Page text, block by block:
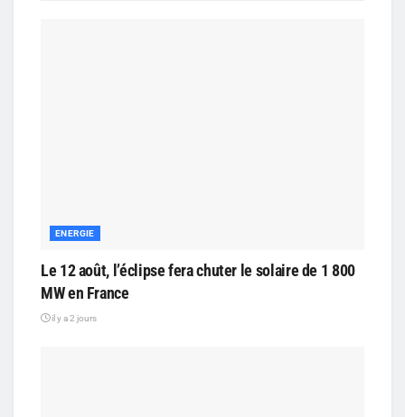
ENERGIE
Le 12 août, l’éclipse fera chuter le solaire de 1 800
MW en France
il y a 2 jours